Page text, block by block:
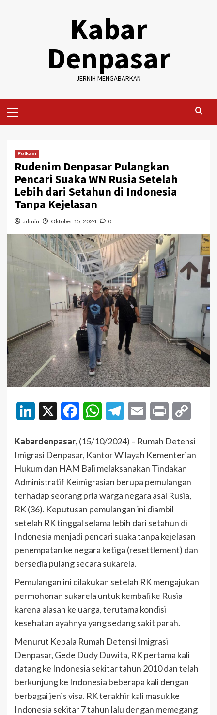
Kabar
Denpasar
JERNIH MENGABARKAN
Menu
Polkam
Rudenim Denpasar Pulangkan
Pencari Suaka WN Rusia Setelah
Lebih dari Setahun di Indonesia
Tanpa Kejelasan
admin Oktober 15, 2024 0
LinkedIn FacebookWhatsAppTelegramEmail Print
Kabardenpasar, (15/10/2024) – Rumah Detensi
Imigrasi Denpasar, Kantor Wilayah Kementerian
Hukum dan HAM Bali melaksanakan Tindakan
Administratif Keimigrasian berupa pemulangan
terhadap seorang pria warga negara asal Rusia,
RK (36). Keputusan pemulangan ini diambil
setelah RK tinggal selama lebih dari setahun di
Indonesia menjadi pencari suaka tanpa kejelasan
penempatan ke negara ketiga (resettlement) dan
bersedia pulang secara sukarela.
Pemulangan ini dilakukan setelah RK mengajukan
permohonan sukarela untuk kembali ke Rusia
karena alasan keluarga, terutama kondisi
kesehatan ayahnya yang sedang sakit parah.
Menurut Kepala Rumah Detensi Imigrasi
Denpasar, Gede Dudy Duwita, RK pertama kali
datang ke Indonesia sekitar tahun 2010 dan telah
berkunjung ke Indonesia beberapa kali dengan
berbagai jenis visa. RK terakhir kali masuk ke
Indonesia sekitar 7 tahun lalu dengan memegang